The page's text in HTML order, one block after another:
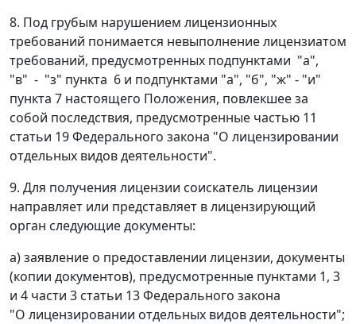
8. Под грубым нарушением лицензионных
требований понимается невыполнение лицензиатом
требований, предусмотренных подпунктами "а",
"в" - "з" пункта 6 и подпунктами "а", "б", "ж" - "и"
пункта 7 настоящего Положения, повлекшее за
собой последствия, предусмотренные частью 11
статьи 19 Федерального закона "О лицензировании
отдельных видов деятельности".
9. Для получения лицензии соискатель лицензии
направляет или представляет в лицензирующий
орган следующие документы:
а) заявление о предоставлении лицензии, документы
(копии документов), предусмотренные пунктами 1, 3
и 4 части 3 статьи 13 Федерального закона
"О лицензировании отдельных видов деятельности";